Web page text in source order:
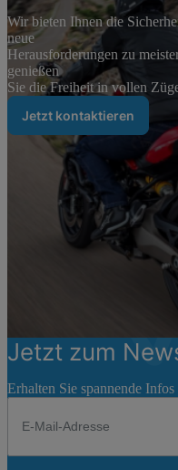
Wir bieten Ihnen die
neue
Herausforderungen zu
genießen
Sie die Freiheit in vollen
Jetzt kontaktieren
Jetzt zum
Erhalten Sie spannende